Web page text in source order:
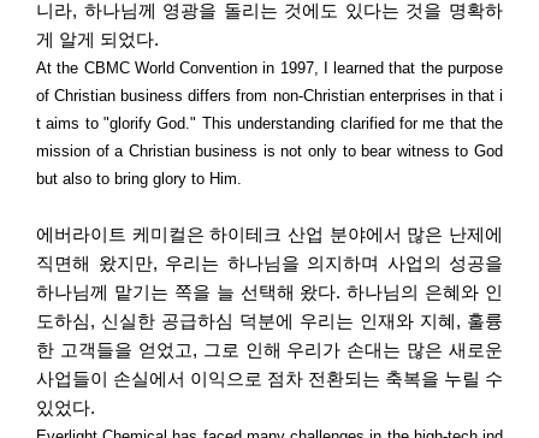
니라, 하나님께 영광을 돌리는 것에도 있다는 것을 명확하
게 알게 되었다.
At the CBMC World Convention in 1997, I learned that the purpose
of Christian business differs from non-Christian enterprises in that i
t aims to "glorify God." This understanding clarified for me that the
mission of a Christian business is not only to bear witness to God
but also to bring glory to Him.
에버라이트 케미컬은 하이테크 산업 분야에서 많은 난제에
직면해 왔지만, 우리는 하나님을 의지하며 사업의 성공을
하나님께 맡기는 쪽을 늘 선택해 왔다.하나님의 은혜와 인
도하심, 신실한 공급하심 덕분에 우리는 인재와 지혜 , 훌륭
한 고객들을 얻었고, 그로 인해 우리가 손대는 많은 새로운
사업들이 손실에서 이익으로 점차 전환되는 축복을 누릴 수
있었다.